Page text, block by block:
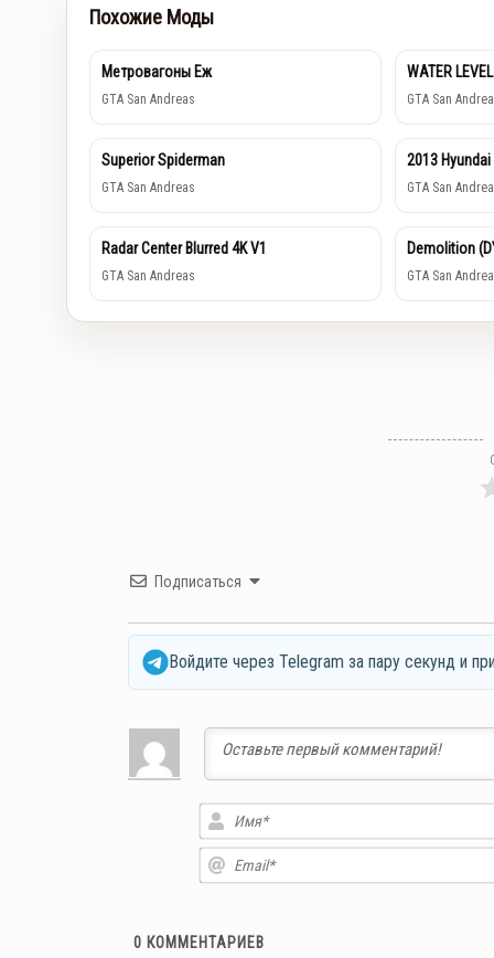
Похожие Моды
Метровагоны Еж
GTA San Andreas
WATER LEVEL
GTA San
Superior Spiderman
GTA San Andreas
2013
GTA San
Radar Center Blurred 4K V1
GTA San Andreas
Demolition
GTA San
Подписаться
Войдите через Telegram за пару секунд и
0 КОММЕНТАРИЕВ